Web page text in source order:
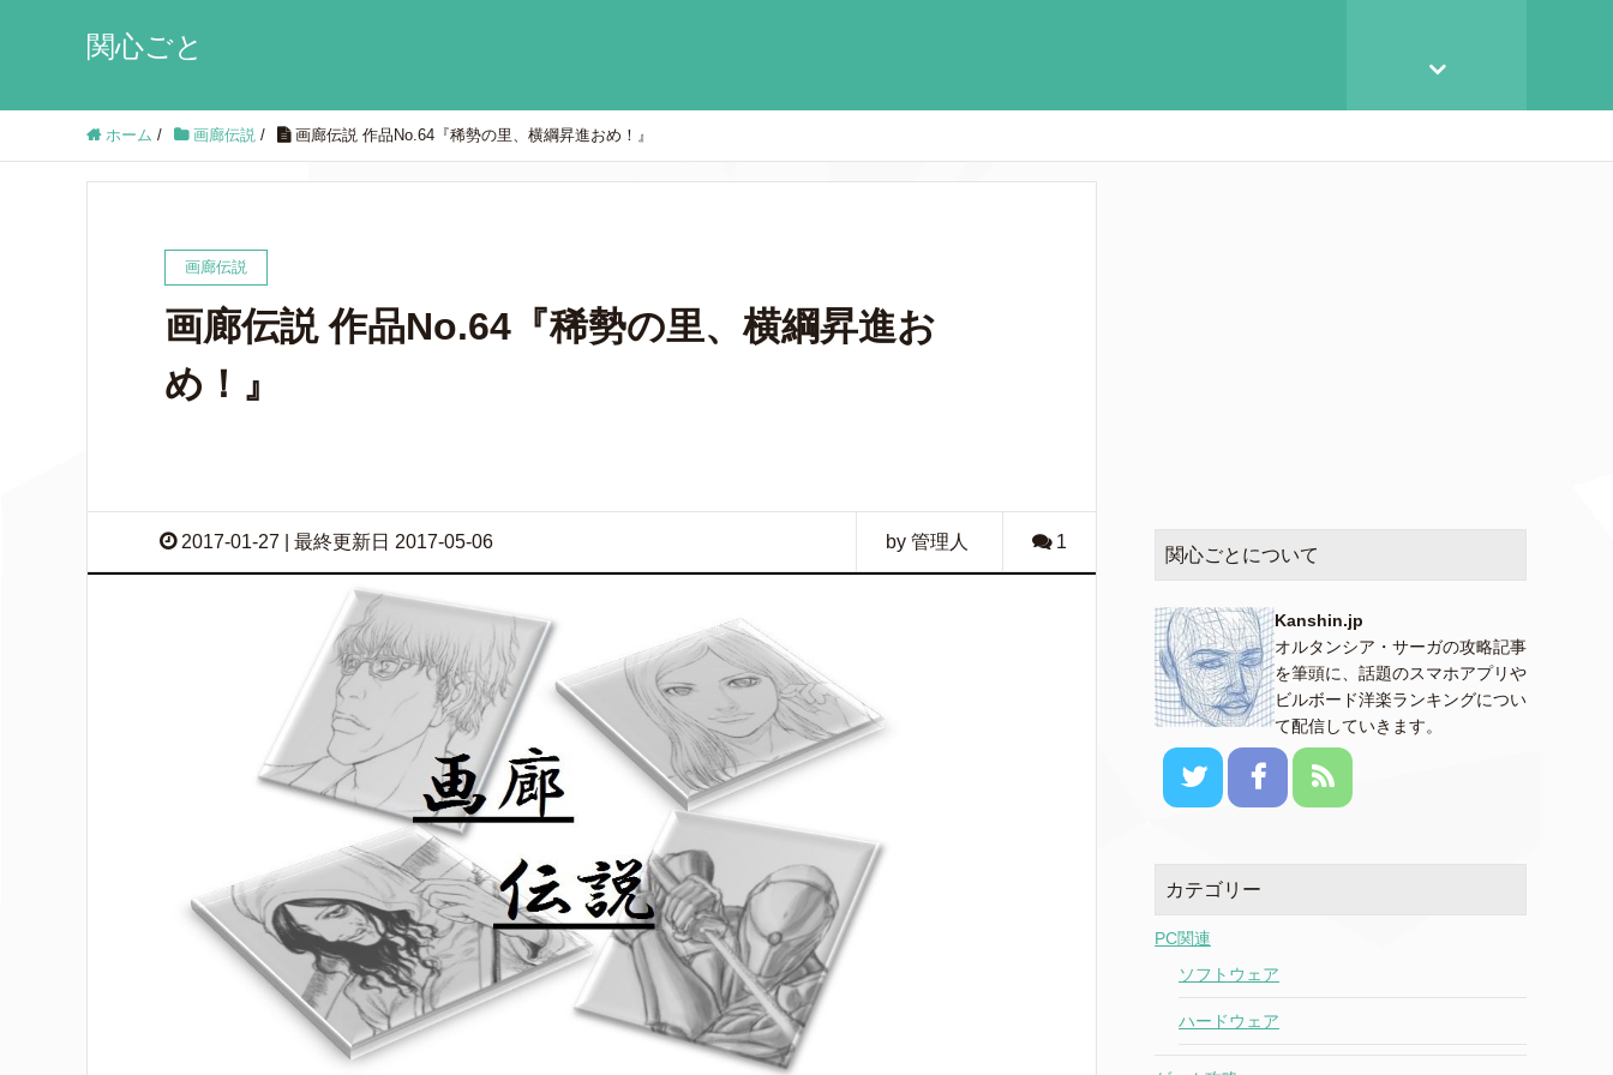
関心ごと
ホーム / 画廊伝説 / 画廊伝説 作品No.64『稀勢の里、横綱昇進おめ！』
画廊伝説
画廊伝説 作品No.64『稀勢の里、横綱昇進お
め！』
2017-01-27 | 最終更新日 2017-05-06 by 管理人 1
関心ごとについて
Kanshin.jp
オルタンシア・サーガの攻略記事
を筆頭に、話題のスマホアプリや
ビルボード洋楽ランキングについ
て配信していきます。
カテゴリー
PC関連
ソフトウェア
ハードウェア